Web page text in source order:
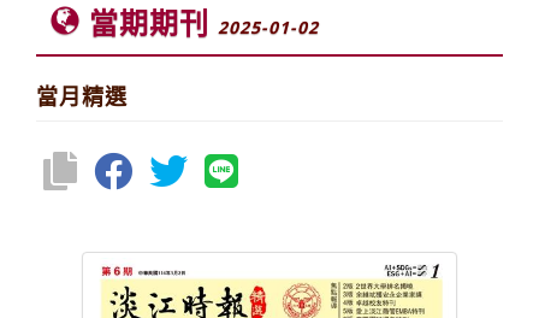
當期期刊 2025-01-02
當月精選